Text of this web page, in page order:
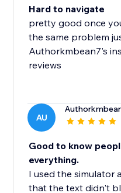
Hard to navigate
pretty good once
the same problem
Authorkmbean7's
reviews
AU
Good to know
everything.
I used the simulator
that the text didn't